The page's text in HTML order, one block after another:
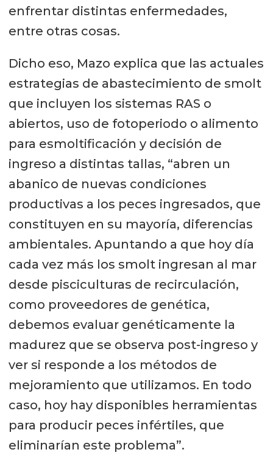
enfrentar distintas enfermedades,
entre otras cosas.
Dicho eso, Mazo explica que las actuales
estrategias de abastecimiento de smolt
que incluyen los sistemas RAS o
abiertos, uso de fotoperiodo o alimento
para esmoltificación y decisión de
ingreso a distintas tallas, “abren un
abanico de nuevas condiciones
productivas a los peces ingresados, que
constituyen en su mayoría, diferencias
ambientales. Apuntando a que hoy día
cada vez más los smolt ingresan al mar
desde pisciculturas de recirculación,
como proveedores de genética,
debemos evaluar genéticamente la
madurez que se observa post-ingreso y
ver si responde a los métodos de
mejoramiento que utilizamos. En todo
caso, hoy hay disponibles herramientas
para producir peces infértiles, que
eliminarían este problema”.